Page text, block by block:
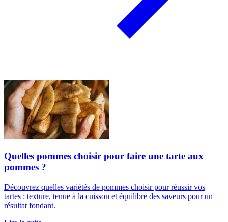
Quelles pommes choisir pour faire une tarte aux
pommes ?
Découvrez quelles variétés de pommes choisir pour réussir vos
tartes : texture, tenue à la cuisson et équilibre des saveurs pour un
résultat fondant.